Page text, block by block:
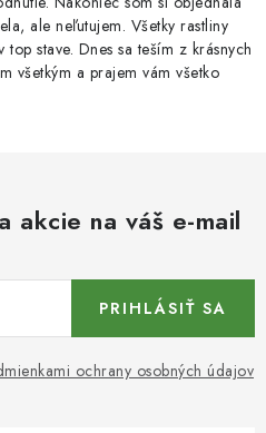
ale neľutujem. Všetky rastliny
stave. Dnes sa teším z krásnych
všetkým a prajem vám všetko
akcie na váš e-mail
ochrany osobných údajov
PRIHLÁSIŤ SA